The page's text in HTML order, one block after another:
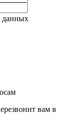
данных
вам в